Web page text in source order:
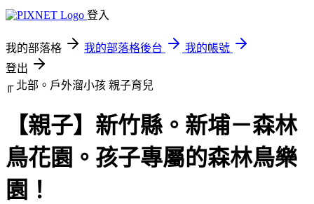
登入
我的部落格 我的部落格後台
我的帳號
登出
╓ 北部。戶外溜小孩 親子育兒
【親子】新竹縣。新埔－森林
鳥花園。孩子專屬的森林鳥樂
園！